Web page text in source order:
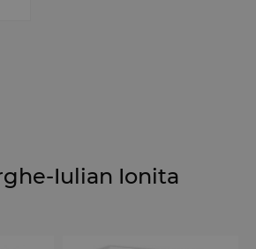
Iulian Ionita